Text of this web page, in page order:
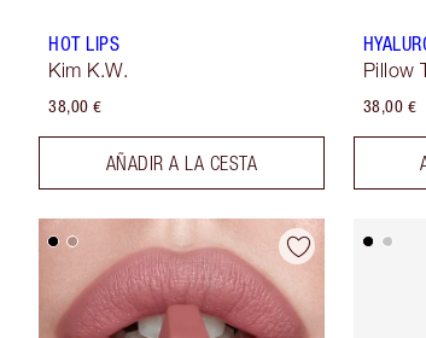
HOT LIPS
Kim K.W.
38,00 €
AÑADIR A LA CESTA
Pillow
38,00 €